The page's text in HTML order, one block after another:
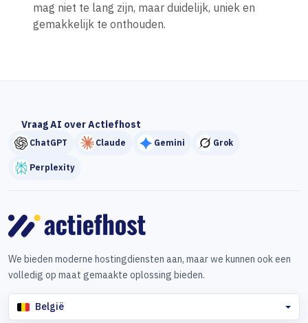
mag niet te lang zijn, maar duidelijk, uniek en
gemakkelijk te onthouden.
Vraag AI over Actiefhost
ChatGPT Claude Gemini Grok
Perplexity
We bieden moderne hostingdiensten aan, maar we kunnen ook een
volledig op maat gemaakte oplossing bieden.
België